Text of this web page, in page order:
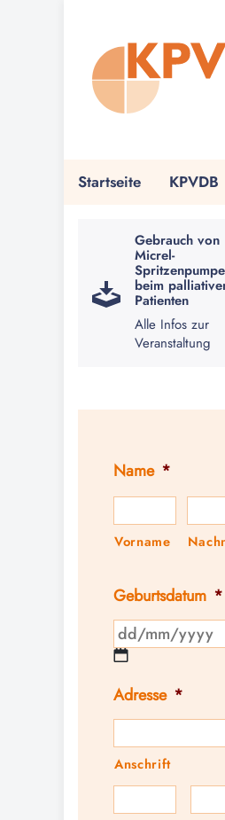
Startseite KPVDB
Gebrauch von
Micrel-
beim
Patienten
Alle Infos zur
Veranstaltung
Name *
Vorname
Geburtsdatum *
Adresse *
Anschrift